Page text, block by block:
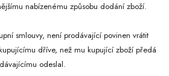
nabízenému způsobu dodání zboží.
smlouvy, není prodávající povinen vrátit
dříve, než mu kupující zboží předá
odeslal.